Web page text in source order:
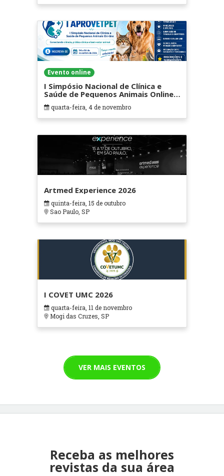
Evento online
I Simpósio Nacional de Clínica e
Saúde de Pequenos Animais Online
(I APROVETPET)
quarta-feira, 4 de novembro
Artmed Experience 2026
quinta-feira, 15 de outubro
Sao Paulo, SP
I COVET UMC 2026
quarta-feira, 11 de novembro
Mogi das Cruzes, SP
VER MAIS EVENTOS
Receba as melhores
revistas da sua área